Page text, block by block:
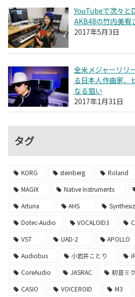
YouTubeで次々と
AKB48の竹内美宥
2017年5月3日
全米メジャーリリ
る日本人作曲家、
なる狙い
2017年1月31日
タグ
KORG steinberg Roland
MAGIX
Native Instruments
Arturia
AHS
Dotec-Audio
VOCALOID3
VST
UAD-2 APOLLO
Audiobus
小岩井ことり
CoreAudio
JASRAC 初音ミク
CASIO
VOICEROID M3